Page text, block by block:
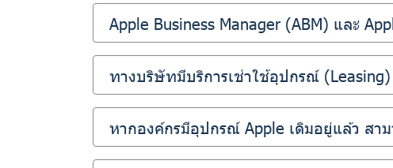
Apple Business Manager (ABM) และ
ทางบริษัทมีบริการเช่าใช้อุปกรณ์
หากองค์กรมีอุปกรณ์ Apple เดิมอยู่แล้ว สาม